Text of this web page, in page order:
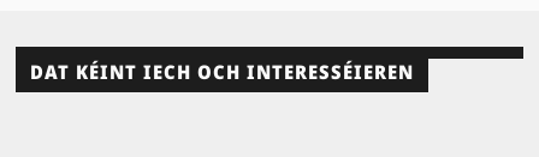
DAT KÉINT IECH OCH INTERESSÉIEREN